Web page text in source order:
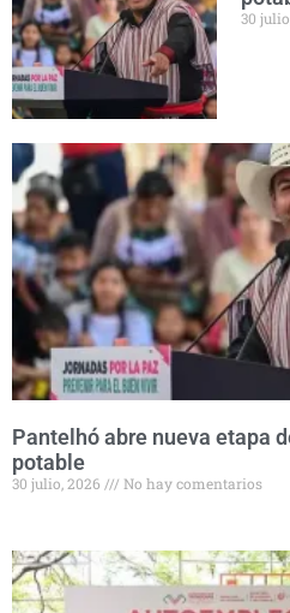
30
Pantelhó abre nueva etapa
potable
30 julio, 2026 No hay comentarios